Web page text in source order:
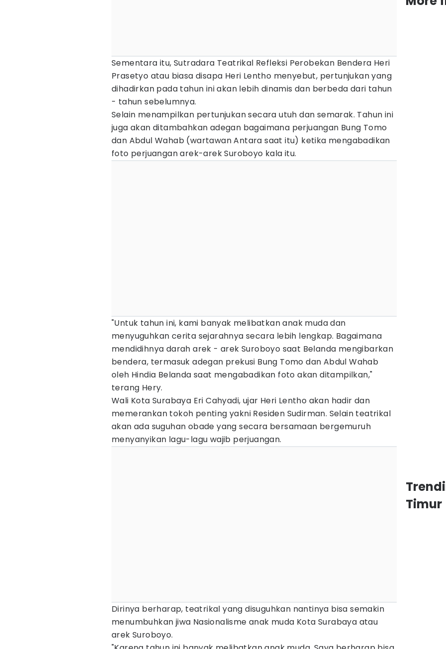
Sementara itu, Sutradara Teatrikal Refleksi Perobekan Bendera Heri
Prasetyo atau biasa disapa Heri Lentho menyebut, pertunjukan yang
dihadirkan pada tahun ini akan lebih dinamis dan berbeda dari tahun
- tahun sebelumnya.
Selain menampilkan pertunjukan secara utuh dan semarak. Tahun ini
juga akan ditambahkan adegan bagaimana perjuangan Bung Tomo
dan Abdul Wahab (wartawan Antara saat itu) ketika mengabadikan
foto perjuangan arek-arek Suroboyo kala itu.
"Untuk tahun ini, kami banyak melibatkan anak muda dan
menyuguhkan cerita sejarahnya secara lebih lengkap. Bagaimana
mendidihnya darah arek - arek Suroboyo saat Belanda mengibarkan
bendera, termasuk adegan prekusi Bung Tomo dan Abdul Wahab
oleh Hindia Belanda saat mengabadikan foto akan ditampilkan,"
terang Hery.
Wali Kota Surabaya Eri Cahyadi, ujar Heri Lentho akan hadir dan
memerankan tokoh penting yakni Residen Sudirman. Selain teatrikal
akan ada suguhan obade yang secara bersamaan bergemuruh
menyanyikan lagu-lagu wajib perjuangan.
Dirinya berharap, teatrikal yang disuguhkan nantinya bisa semakin
menumbuhkan jiwa Nasionalisme anak muda Kota Surabaya atau
arek Suroboyo.
Timur